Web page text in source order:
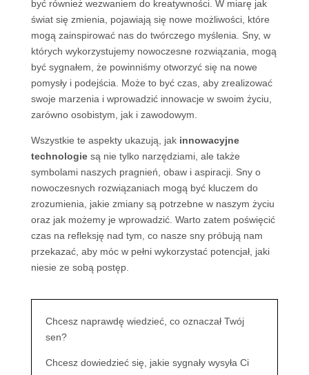
być również wezwaniem do kreatywności. W miarę jak
świat się zmienia, pojawiają się nowe możliwości, które
mogą zainspirować nas do twórczego myślenia. Sny, w
których wykorzystujemy nowoczesne rozwiązania, mogą
być sygnałem, że powinniśmy otworzyć się na nowe
pomysły i podejścia. Może to być czas, aby zrealizować
swoje marzenia i wprowadzić innowacje w swoim życiu,
zarówno osobistym, jak i zawodowym.
Wszystkie te aspekty ukazują, jak innowacyjne
technologiesą nie tylko narzędziami, ale także
symbolami naszych pragnień, obaw i aspiracji. Sny o
nowoczesnych rozwiązaniach mogą być kluczem do
zrozumienia, jakie zmiany są potrzebne w naszym życiu
oraz jak możemy je wprowadzić. Warto zatem poświęcić
czas na refleksję nad tym, co nasze sny próbują nam
przekazać, aby móc w pełni wykorzystać potencjał, jaki
niesie ze sobą postęp.
Chcesz naprawdę wiedzieć, co oznaczał Twój
sen?
Chcesz dowiedzieć się, jakie sygnały wysyła Ci